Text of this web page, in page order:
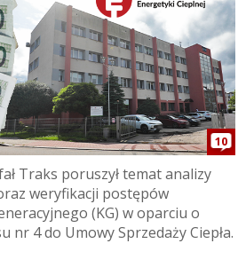
10
Traks poruszył temat analizy
weryfikacji postępów
(KG) w oparciu o
nr 4 do Umowy Sprzedaży Ciepła.